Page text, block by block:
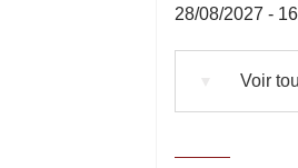
28/08/2027 -
Voir